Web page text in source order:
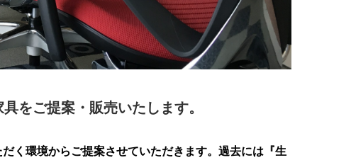
をご提案・販売いたします。
く環境からご提案させていただきます。過去には『生